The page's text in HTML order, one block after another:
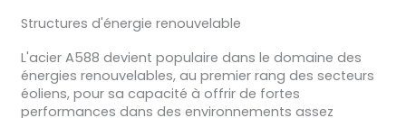
Structures d'énergie renouvelable
L'acier A588 devient populaire dans le domaine des
énergies renouvelables, au premier rang des secteurs
éoliens, pour sa capacité à offrir de fortes
performances dans des environnements assez